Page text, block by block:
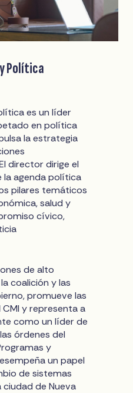
Política
es un líder
en política
la estrategia
director dirige el
la agenda política
pilares temáticos
salud y
cívico,
de alto
coalición y las
promueve las
y representa a
como un líder de
órdenes del
y
un papel
de sistemas
de Nueva